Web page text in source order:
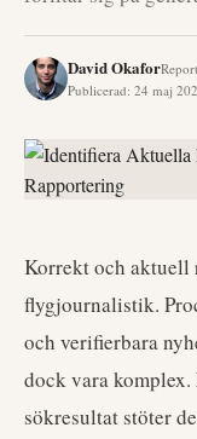
David Okafor
Publicerad: 24 maj
Korrekt och aktuell
flygjournalistik.
och verifierbara
dock vara
sökresultat stöter